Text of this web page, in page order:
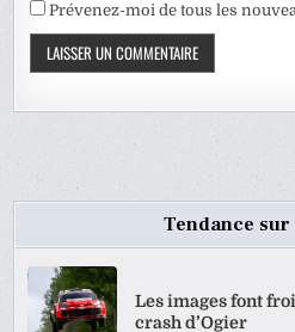
Prévenez-moi de tous les
Tendance sur
Les images font
crash d’Ogier